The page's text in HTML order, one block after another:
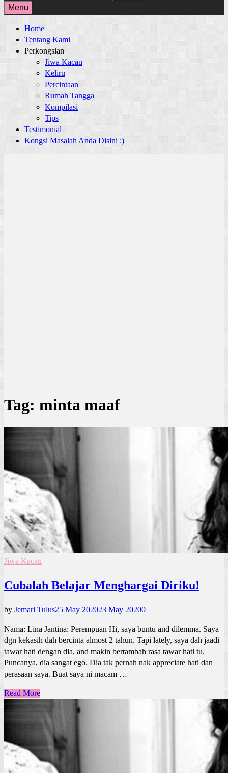
for:
Menu
Home
Tentang Kami
Perkongsian
Jiwa Kacau
Keliru
Percintaan
Rumah Tangga
Kompilasi
Tips
Testimonial
Kongsi Masalah Anda Disini :)
Tag: minta maaf
Jiwa Kacau
Cubalah Belajar Menghargai Diriku!
by Jemari Tulus25 May 202023 May 20200
Nama: Lina Jantina: Perempuan Hi, saya buntu and dilemma. Saya
dgn kekasih dah bercinta almost 2 tahun. Tapi lately, saya dah jaadi
tawar hati dengan dia, and makin bertambah rasa tawar hati tu.
Puncanya, dia sangat ego. Dia tak pernah nak appreciate hati dan
perasaan saya. Buat saya ni macam …
Read More